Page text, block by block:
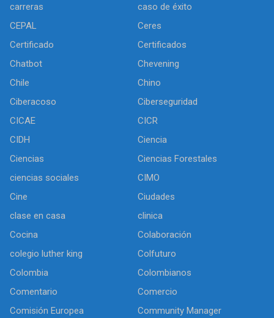
carreras
caso de éxito
CEPAL
Ceres
Certificado
Certificados
Chatbot
Chevening
Chile
Chino
Ciberacoso
Ciberseguridad
CICAE
CICR
CIDH
Ciencia
Ciencias
Ciencias Forestales
ciencias sociales
CIMO
Cine
Ciudades
clase en casa
clinica
Cocina
Colaboración
colegio luther king
Colfuturo
Colombia
Colombianos
Comentario
Comercio
Comisión Europea
Community Manager